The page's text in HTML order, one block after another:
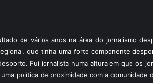
de vários anos na área do jornalismo
que tinha uma forte componente
Fui jornalista numa altura em que os
política de proximidade com a comunidade